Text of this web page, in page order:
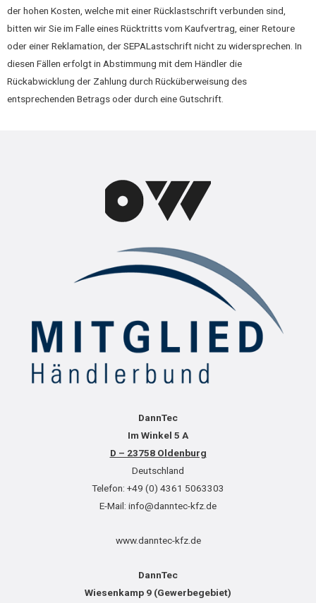
der hohen Kosten, welche mit einer Rücklastschrift verbunden sind,
bitten wir Sie im Falle eines Rücktritts vom Kaufvertrag, einer Retoure
oder einer Reklamation, der SEPALastschrift nicht zu widersprechen. In
diesen Fällen erfolgt in Abstimmung mit dem Händler die
Rückabwicklung der Zahlung durch Rücküberweisung des
entsprechenden Betrags oder durch eine Gutschrift.
DannTec
Im Winkel 5 A
D – 23758 Oldenburg
Deutschland
Telefon: +49 (0) 4361 5063303
E-Mail: info@danntec-kfz.de
www.danntec-kfz.de
DannTec
Wiesenkamp 9 (Gewerbegebiet)